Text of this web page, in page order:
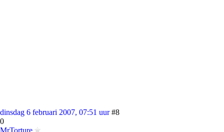
dinsdag 6 februari 2007, 07:51 uur #8
0
MrTorture